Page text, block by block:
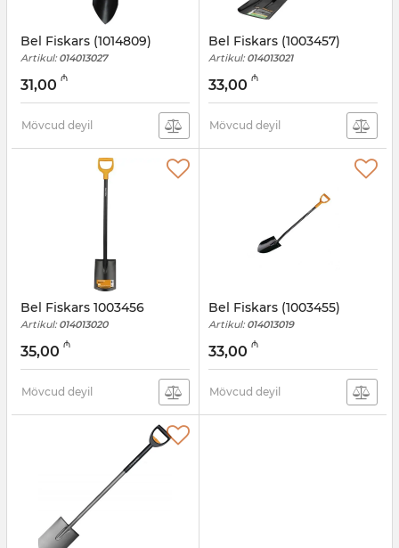
Bel Fiskars (1014809)
Artikul: 014013027
31,00 ₼
Mövcud deyil
Bel Fiskars (1003457)
Artikul: 014013021
33,00 ₼
Mövcud deyil
Bel Fiskars 1003456
Artikul: 014013020
35,00 ₼
Mövcud deyil
Bel Fiskars (1003455)
Artikul: 014013019
33,00 ₼
Mövcud deyil